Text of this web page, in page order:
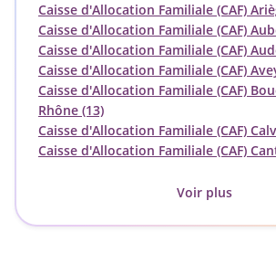
Caisse d'Allocation Familiale (CAF)
Caisse d'Allocation Familiale (CAF)
Caisse d'Allocation Familiale (CAF)
Caisse d'Allocation Familiale (CAF)
Caisse d'Allocation Familiale (CAF)
Rhône (13)
Caisse d'Allocation Familiale (CAF)
Caisse d'Allocation Familiale (CAF)
Voir plus